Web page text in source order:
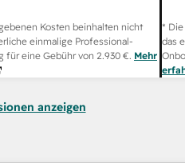
Kosten beinhalten nicht
einmalige Professional-
für eine Gebühr von 2.930 €. Mehr
*
das
anzeigen